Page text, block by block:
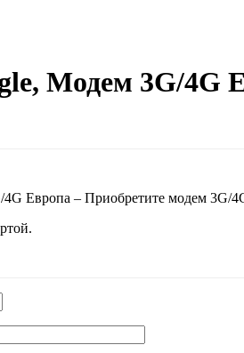
Модем 3G/4G
Европа – Приобретите модем 3G/